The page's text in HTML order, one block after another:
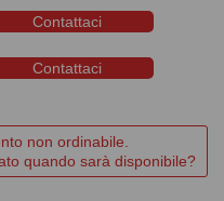
Contattaci
Contattaci
non ordinabile.
quando sarà disponibile?